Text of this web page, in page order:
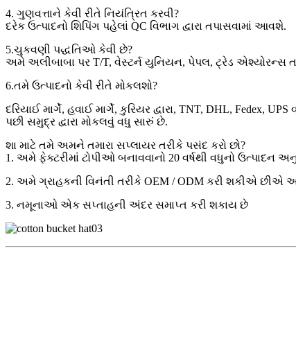
4. ગુણવત્તાને કેવી રીતે નિયંત્રિત કરવી?
દરેક ઉત્પાદનો શિપિંગ પહેલાં QC વિભાગ દ્વારા તપાસવામાં આવશે.
5.ચુકવણી પદ્ધતિઓ કેવી છે?
અમે અલીબાબા પર T/T, વેસ્ટર્ન યુનિયન, પેપલ, ટ્રેડ એશ્યોરન્સ
6.તમે ઉત્પાદનો કેવી રીતે મોકલશો?
દરિયાઈ માર્ગે, હવાઈ માર્ગે, કુરિયર દ્વારા, TNT, DHL, Fedex,
પછી સમુદ્ર દ્વારા મોકલવું વધુ સારું છે.
શા માટે તમે અમને તમારા સપ્લાયર તરીકે પસંદ કરો છો?
1. અમે ફેક્ટરીમાં ટોપીઓ બનાવવાનો 20 વર્ષથી વધુનો ઉત્પાદન
2. અમે ગ્રાહકની વિનંતી તરીકે OEM / ODM કરી શકીએ છીએ
3. નમૂનાઓ એક સપ્તાહની અંદર સમાપ્ત કરી શકાય છે